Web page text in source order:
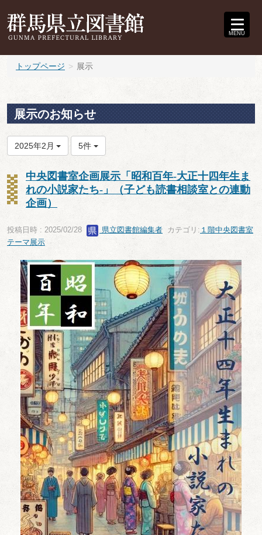
MENU
トップページ 展示
展示のお知らせ
2025年2月 5件
中央図書室企画展示「昭和百年-大正十四年生ま
れの小説家たち-」（子ども読書相談室との連動
企画）
投稿日時 : 2025/02/28 県立図書館編集者 カテゴリ: １階中央図書室
テーマ展示